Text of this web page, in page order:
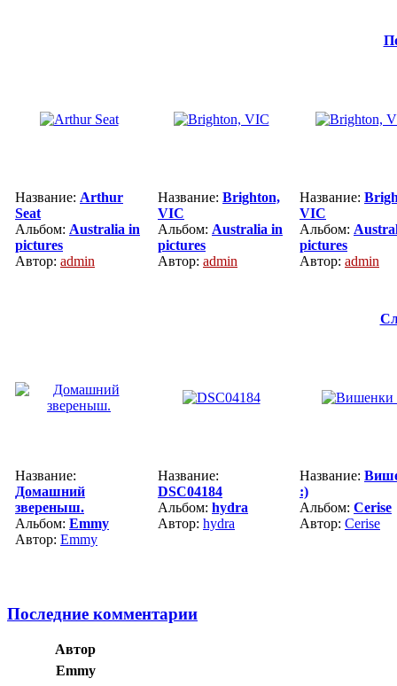
Название: Arthur
Seat
Альбом: Australia in
pictures
Автор: admin
Название: Brighton,
VIC
Альбом: Australia in
pictures
Автор: admin
Название:
VIC
Альбом:
pictures
Автор: admin
Название:
Домашний
звереныш.
Альбом: Emmy
Автор: Emmy
Название:
DSC04184
Альбом: hydra
Автор: hydra
Название:
:)
Альбом: Cerise
Автор: Cerise
Последние комментарии
Автор
Emmy